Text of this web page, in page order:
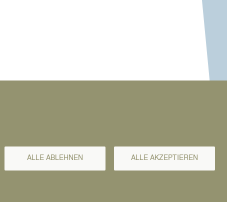
ALLE ABLEHNEN ALLE AKZEPTIEREN